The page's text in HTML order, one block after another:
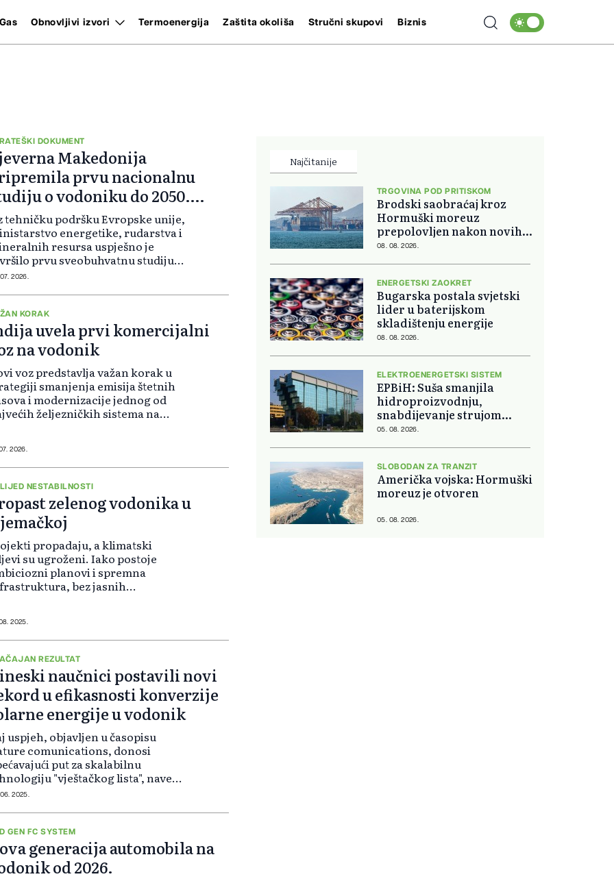
Gas Obnovljivi izvori Termoenergija Zaštita okoliša Stručni skupovi Biznis
DOKUMENT
Makedonija
prvu nacionalnu
o vodoniku do 2050.
tehničku podršku Evropske unije,
energetike, rudarstva i
resursa uspješno je
prvu sveobuhvatnu studiju o
za Sjevernu Makedoniju.
vodoničnoj ekonomiji i po...
2026.
KORAK
uvela prvi komercijalni
na vodonik
voz predstavlja važan korak u
smanjenja emisija štetnih
i modernizacije jednog od
željezničkih sistema na
prema podacima Indijski...
2026.
NESTABILNOSTI
zelenog vodonika u
propadaju, a klimatski
su ugroženi. Iako postoje
planovi i spremna
bez jasnih
je zeleni vodonik
jednim od klju...
2025.
REZULTAT
naučnici postavili novi
u efikasnosti konverzije
energije u vodonik
uspjeh, objavljen u časopisu
comunications, donosi
put za skalabilnu
"vještačkog lista", naveo
Science and tehnology
silicijuma, koji koriste sol...
2025.
GEN FC SYSTEM
generacija automobila na
od 2026.
Najčitanije
TRGOVINA POD PRITISKOM
Brodski saobraćaj kroz
Hormuški moreuz
prepolovljen nakon novih
blokada
08. 08. 2026.
ENERGETSKI ZAOKRET
Bugarska postala svjetski
lider u baterijskom
skladištenju energije
08. 08. 2026.
ELEKTROENERGETSKI SISTEM
EPBiH: Suša smanjila
hidroproizvodnju,
snabdijevanje strujom
ostaje stabilno
05. 08. 2026.
SLOBODAN ZA TRANZIT
Američka vojska: Hormuški
moreuz je otvoren
05. 08. 2026.